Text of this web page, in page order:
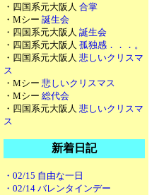
・四国系元大阪人 合掌
・Mシー 誕生会
・四国系元大阪人 誕生会
・四国系元大阪人 孤独感．．．。
・四国系元大阪人 悲しいクリスマ
ス
・Mシー 悲しいクリスマス
・Mシー 総代会
・四国系元大阪人 悲しいクリスマ
ス
新着日記
・02/15 自由な一日
・02/14 バレンタインデー